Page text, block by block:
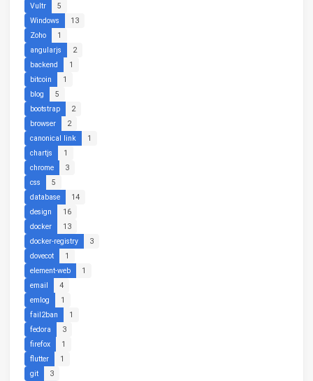
Vultr
5
Windows
13
Zoho
1
angularjs
2
backend
1
bitcoin
1
blog
5
bootstrap
2
browser
2
canonical link
1
chartjs
1
chrome
3
css
5
database
14
design
16
docker
13
docker-registry
3
dovecot
1
element-web
1
email
4
emlog
1
fail2ban
1
fedora
3
firefox
1
flutter
1
git
3